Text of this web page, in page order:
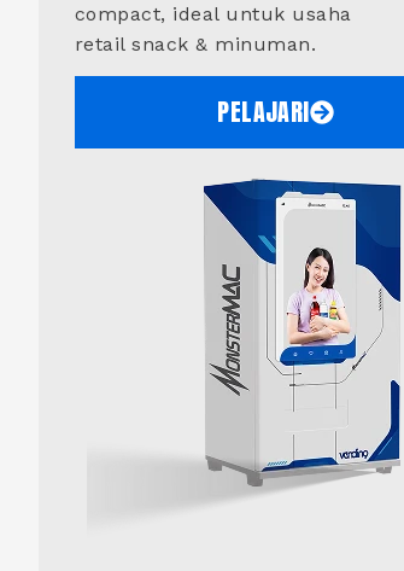
compact, ideal untuk usaha
retail snack & minuman.
PELAJARI